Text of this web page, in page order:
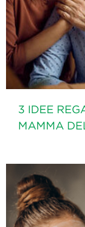
3 IDEE
MAMMA